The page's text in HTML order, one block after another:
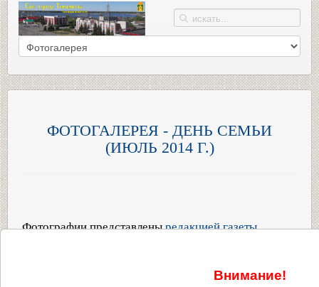
ФОТОГАЛЕРЕЯ - ДЕНЬ СЕМЬИ
(ИЮЛЬ 2014 Г.)
Фотографии представленыредакцией газеты
Внимание!